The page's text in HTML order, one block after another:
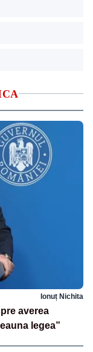
Ionuț Nichita
averea
legea”